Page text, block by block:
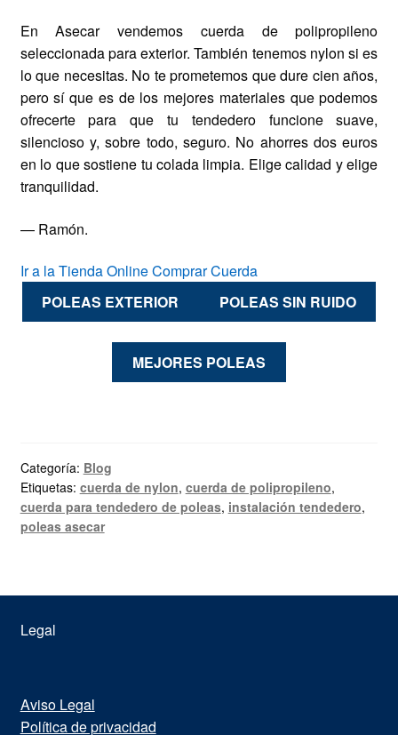
En Asecar vendemos cuerda de polipropileno
seleccionada para exterior. También tenemos nylon si es
lo que necesitas. No te prometemos que dure cien años,
pero sí que es de los mejores materiales que podemos
ofrecerte para que tu tendedero funcione suave,
silencioso y, sobre todo, seguro. No ahorres dos euros
en lo que sostiene tu colada limpia. Elige calidad y elige
tranquilidad.
— Ramón.
Ir a la Tienda OnlineComprar Cuerda
POLEAS EXTERIOR
POLEAS SIN RUIDO
MEJORES POLEAS
Categoría: Blog
Etiquetas: cuerda de nylon, cuerda de polipropileno,
cuerda para tendedero de poleas, instalación tendedero,
poleas asecar
Legal
Aviso Legal
Política de privacidad